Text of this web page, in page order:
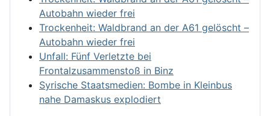
Autobahn wieder frei
Trockenheit: Waldbrand an der A61 gelöscht –
Autobahn wieder frei
Unfall: Fünf Verletzte bei
Frontalzusammenstoß in Binz
Syrische Staatsmedien: Bombe in Kleinbus
nahe Damaskus explodiert